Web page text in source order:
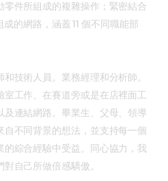
零件所組成的複雜操作；緊密結合
的網路，涵蓋 11 個不同職能部
技術人員。業務經理和分析師。
工作、在賽道旁或是在店裡面工
連結網路。畢業生、父母、領導
不同背景的想法，並支持每一個
的綜合經驗中受益。同心協力，我
自己所做倍感驕傲。